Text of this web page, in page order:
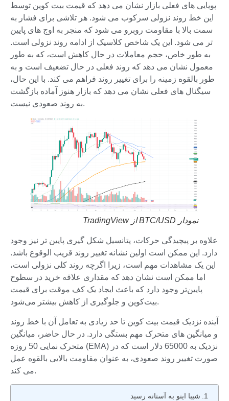
پویایی های فعلی بازار نشان می دهد که قیمت بیت کوین توسط
این خط روند نزولی سرکوب می شود. هر تلاشی برای فشار به
سمت بالا با مقاومت روبرو می شود که منجر به اوج های پایین
تر می شود. این یک شاخص کلاسیک از ادامه روند نزولی است.
به طور خاص، حجم معاملات در حال کاهش است، که به طور
معمول نشان می دهد که روند فعلی در حال تضعیف است و به
طور بالقوه زمینه را برای تغییر روند فراهم می کند. با این حال،
سیگنال های فعلی نشان می دهد که بازار هنوز آماده بازگشت
به روند صعودی نیست.
نمودار BTC/USD از TradingView
علاوه بر پیچیدگی حرکات، پتانسیل شکل گیری پایین تر نیز وجود
دارد. این ممکن است اولین نشانه تغییر روند قریب الوقوع باشد.
این یک مشاهدات مهم است، زیرا اگرچه روند کلی نزولی است،
اما ممکن است نشان دهد که مقداری علاقه خرید در سطوح
پایین‌تر وجود دارد که باعث ایجاد یک کف موقت برای قیمت
بیت‌کوین و جلوگیری از کاهش بیشتر می‌شود.
آینده نزدیک قیمت بیت کوین تا حد زیادی به تعامل آن با خط روند
و میانگین های متحرک مهم بستگی دارد. در حال حاضر، میانگین
متحرک نمایی 50 روزه (EMA) نزدیک به 65000 دلار است که در
صورت تغییر روند صعودی، به عنوان مقاومت بالایی بالقوه عمل
می کند.
شیبا اینو به آستانه رسید